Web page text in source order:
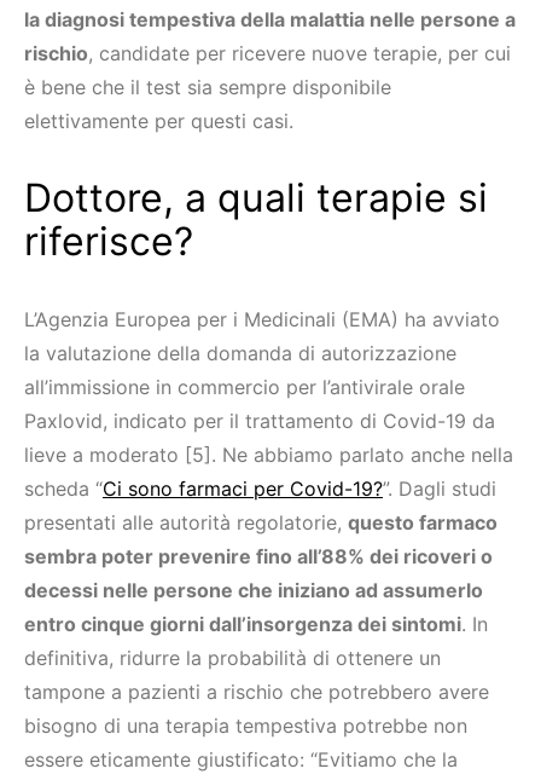
la diagnosi tempestiva della malattia nelle persone a
rischio, candidate per ricevere nuove terapie, per cui
è bene che il test sia sempre disponibile
elettivamente per questi casi.
Dottore, a quali terapie si
riferisce?
L’Agenzia Europea per i Medicinali (EMA) ha avviato
la valutazione della domanda di autorizzazione
all’immissione in commercio per l’antivirale orale
Paxlovid, indicato per il trattamento di Covid-19 da
lieve a moderato [5]. Ne abbiamo parlato anche nella
scheda “Ci sono farmaci per Covid-19?”. Dagli studi
presentati alle autorità regolatorie, questo farmaco
sembra poter prevenire fino all’88% dei ricoveri o
decessi nelle persone che iniziano ad assumerlo
entro cinque giorni dall’insorgenza dei sintomi. In
definitiva, ridurre la probabilità di ottenere un
tampone a pazienti a rischio che potrebbero avere
bisogno di una terapia tempestiva potrebbe non
essere eticamente giustificato: “Evitiamo che la